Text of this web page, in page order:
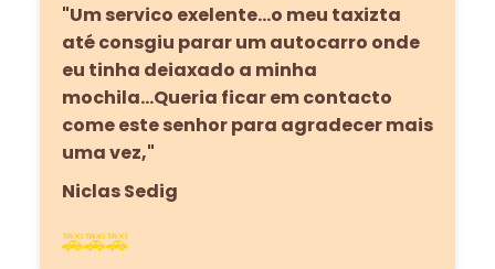
"Um servico exelente...o meu taxizta
até consgiu parar um autocarro onde
eu tinha deiaxado a minha
mochila...Queria ficar em contacto
come este senhor para agradecer mais
uma vez,"
Niclas Sedig
🚕🚕🚕